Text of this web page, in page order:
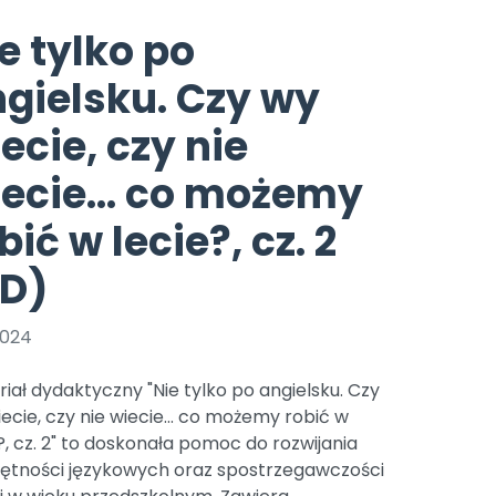
Archiwalne numery
Nowości
Zapowiedzi
Polecamy
Promocje
czerwca 2024 r. uzyskała
r. Nr decyzji:
Online.
Bliżej Pieska
Pomoc zwierzętom
Książka (dla) Przedszkolaka
Promowanie czytelnictwa
TikTok
Zobacz nas na TikToku
YouTube
Filmy edukacyjne
tylko po
Czy wy
czy nie
co możemy
w lecie?, cz. 2
dydaktyczny "Nie tylko po angielsku. Czy
czy nie wiecie... co możemy robić w
cz. 2" to doskonała pomoc do rozwijania
językowych oraz spostrzegawczości